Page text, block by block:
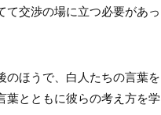
交渉の場に立つ必要があっ
のほうで、白人たちの言葉を
葉とともに彼らの考え方を学